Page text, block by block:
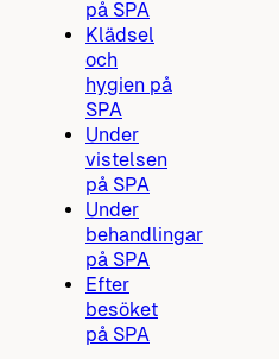
på SPA
Klädsel
och
hygien på
SPA
Under
vistelsen
på SPA
Under
behandlingar
på SPA
Efter
besöket
på SPA